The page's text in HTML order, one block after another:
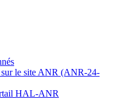
sur le site ANR (ANR-24-
HAL-ANR